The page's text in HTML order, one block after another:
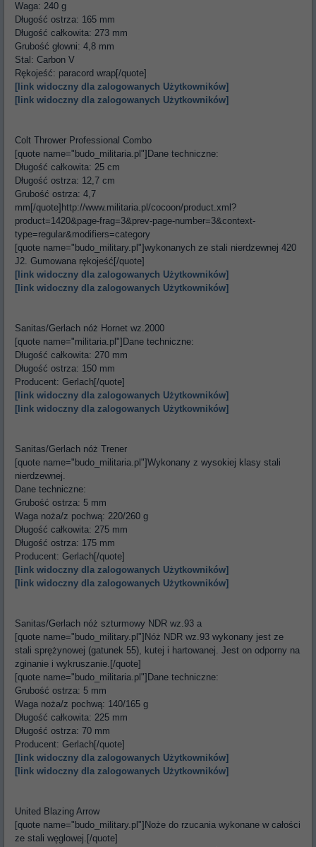
Waga: 240 g
Długość ostrza: 165 mm
Długość całkowita: 273 mm
Grubość głowni: 4,8 mm
Stal: Carbon V
Rękojeść: paracord wrap[/quote]
[link widoczny dla zalogowanych Użytkowników]
[link widoczny dla zalogowanych Użytkowników]
Colt Thrower Professional Combo
[quote name="budo_militaria.pl"]Dane techniczne:
Długość całkowita: 25 cm
Długość ostrza: 12,7 cm
Grubość ostrza: 4,7
mm[/quote]http://www.militaria.pl/cocoon/product.xml?
product=1420&page-frag=3&prev-page-number=3&context-
type=regular&modifiers=category
[quote name="budo_military.pl"]wykonanych ze stali nierdzewnej 420
J2. Gumowana rękojeść[/quote]
[link widoczny dla zalogowanych Użytkowników]
[link widoczny dla zalogowanych Użytkowników]
Sanitas/Gerlach nóż Hornet wz.2000
[quote name="militaria.pl"]Dane techniczne:
Długość całkowita: 270 mm
Długość ostrza: 150 mm
Producent: Gerlach[/quote]
[link widoczny dla zalogowanych Użytkowników]
[link widoczny dla zalogowanych Użytkowników]
Sanitas/Gerlach nóż Trener
[quote name="budo_militaria.pl"]Wykonany z wysokiej klasy stali
nierdzewnej.
Dane techniczne:
Grubość ostrza: 5 mm
Waga noża/z pochwą: 220/260 g
Długość całkowita: 275 mm
Długość ostrza: 175 mm
Producent: Gerlach[/quote]
[link widoczny dla zalogowanych Użytkowników]
[link widoczny dla zalogowanych Użytkowników]
Sanitas/Gerlach nóż szturmowy NDR wz.93 a
[quote name="budo_military.pl"]Nóż NDR wz.93 wykonany jest ze
stali sprężynowej (gatunek 55), kutej i hartowanej. Jest on odporny na
zginanie i wykruszanie.[/quote]
[quote name="budo_militaria.pl"]Dane techniczne:
Grubość ostrza: 5 mm
Waga noża/z pochwą: 140/165 g
Długość całkowita: 225 mm
Długość ostrza: 70 mm
Producent: Gerlach[/quote]
[link widoczny dla zalogowanych Użytkowników]
[link widoczny dla zalogowanych Użytkowników]
United Blazing Arrow
[quote name="budo_military.pl"]Noże do rzucania wykonane w całości
ze stali węglowej.[/quote]